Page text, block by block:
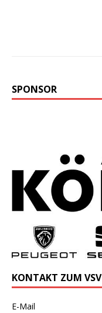
SPONSOR
KONTAKT ZUM VSV
E-Mail